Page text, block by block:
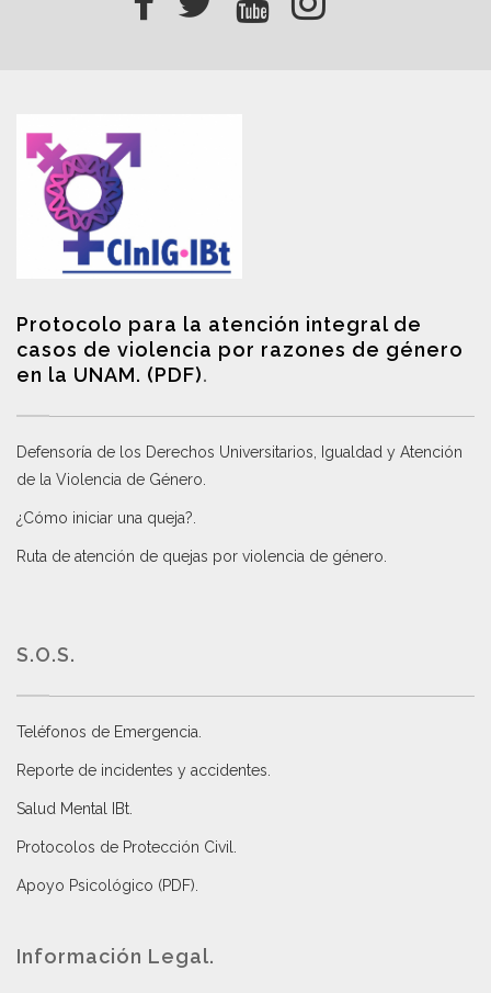
Protocolo para la atención integral de
casos de violencia por razones de género
en la UNAM. (PDF).
Defensoría de los Derechos Universitarios, Igualdad y Atención
de la Violencia de Género
¿Cómo iniciar una queja?
Ruta de atención de quejas por violencia de género
S.O.S.
Teléfonos de Emergencia.
Reporte de incidentes y accidentes
Salud Mental IBt
Protocolos de Protección Civil
Apoyo Psicológico (PDF)
Información Legal.